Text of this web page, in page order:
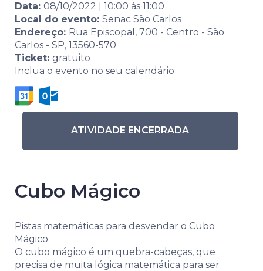
Data: 08/10/2022 10:00 às 11:00
Local do evento: Senac São Carlos
Endereço: Rua Episcopal, 700 - Centro - São
Carlos - SP, 13560-570
Ticket: gratuito
Inclua o evento no seu calendário
ATIVIDADE ENCERRADA
Cubo Mágico
Pistas matemáticas para desvendar o Cubo
Mágico.
O cubo mágico é um quebra-cabeças, que
precisa de muita lógica matemática para ser